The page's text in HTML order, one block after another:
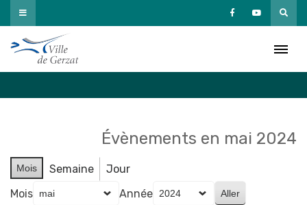
Passer
au
contenu
Évènements en mai 2024
Mois Semaine
Jour
Mois
Année